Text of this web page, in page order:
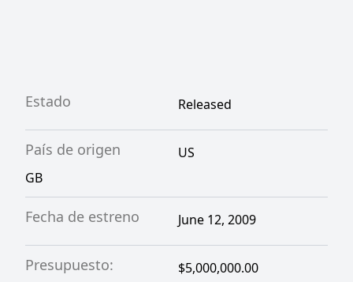
Estado Released
País de origen
US
GB
Fecha de estreno June 12, 2009
Presupuesto: $5,000,000.00